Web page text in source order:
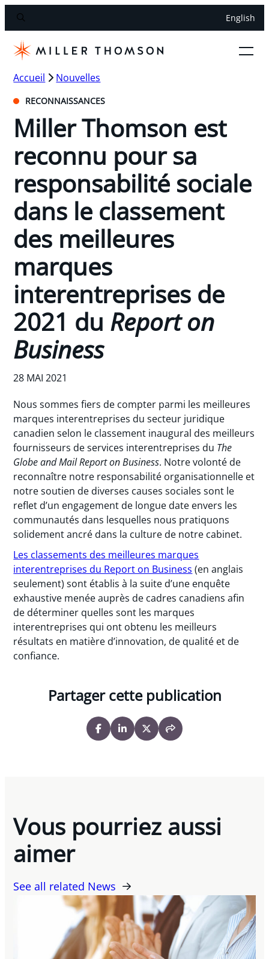
English
Accueil Nouvelles
RECONNAISSANCES
Miller Thomson est
reconnu pour sa
responsabilité sociale
dans le classement
des meilleures
marques
interentreprises de
2021 du Report on
Business
28 MAI 2021
Nous sommes fiers de compter parmi les meilleures
marques interentreprises du secteur juridique
canadien selon le classement inaugural des meilleurs
fournisseurs de services interentreprises du The
Globe and Mail Report on Business. Notre volonté de
reconnaître notre responsabilité organisationnelle et
notre soutien de diverses causes sociales sont le
reflet d’un engagement de longue date envers les
communautés dans lesquelles nous pratiquons
solidement ancré dans la culture de notre cabinet.
Les classements des meilleures marques
interentreprises du Report on Business (en anglais
seulement) sont établis à la suite d’une enquête
exhaustive menée auprès de cadres canadiens afin
de déterminer quelles sont les marques
interentreprises qui ont obtenu les meilleurs
résultats en matière d’innovation, de qualité et de
confiance.
Partager cette publication
Vous pourriez aussi
aimer
See all related News